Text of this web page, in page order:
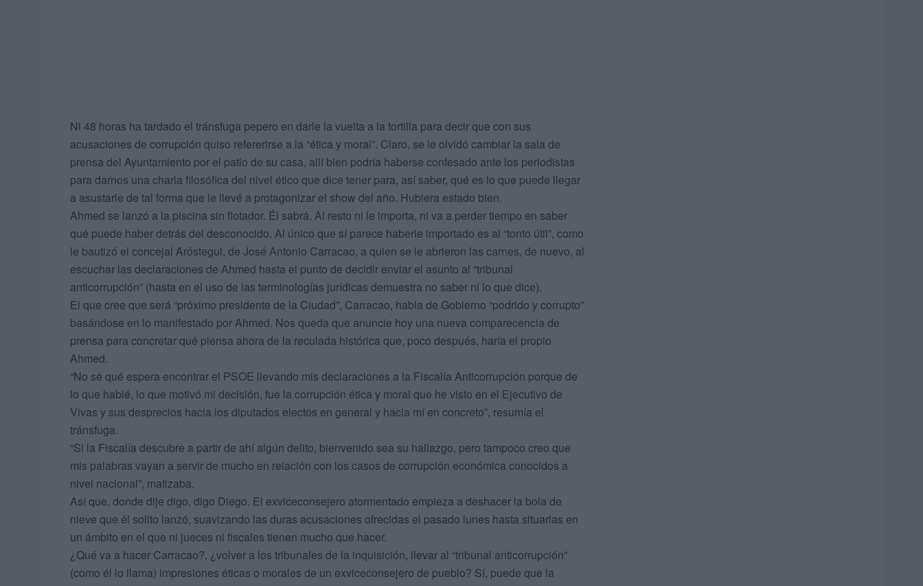
Ni 48 horas ha tardado el tránsfuga pepero en darle la vuelta a la tortilla para decir que con sus
acusaciones de corrupción quiso refererirse a la “ética y moral”. Claro, se le olvidó cambiar la sala de
prensa del Ayuntamiento por el patio de su casa, allí bien podría haberse confesado ante los periodistas
para darnos una charla filosófica del nivel ético que dice tener para, así saber, qué es lo que puede llegar
a asustarle de tal forma que le llevé a protagonizar el show del año. Hubiera estado bien.
Ahmed se lanzó a la piscina sin flotador. Él sabrá. Al resto ni le importa, ni va a perder tiempo en saber
qué puede haber detrás del desconocido. Al único que sí parece haberle importado es al “tonto útil”, como
le bautizó el concejal Aróstegui, de José Antonio Carracao, a quien se le abrieron las carnes, de nuevo, al
escuchar las declaraciones de Ahmed hasta el punto de decidir enviar el asunto al “tribunal
anticorrupción” (hasta en el uso de las terminologías jurídicas demuestra no saber ni lo que dice).
El que cree que será “próximo presidente de la Ciudad”, Carracao, habla de Gobierno “podrido y corrupto”
basándose en lo manifestado por Ahmed. Nos queda que anuncie hoy una nueva comparecencia de
prensa para concretar qué piensa ahora de la reculada histórica que, poco después, haría el propio
Ahmed.
“No sé qué espera encontrar el PSOE llevando mis declaraciones a la Fiscalía Anticorrupción porque de
lo que hablé, lo que motivó mi decisión, fue la corrupción ética y moral que he visto en el Ejecutivo de
Vivas y sus desprecios hacia los diputados electos en general y hacia mí en concreto”, resumía el
tránsfuga.
“Si la Fiscalía descubre a partir de ahí algún delito, bienvenido sea su hallazgo, pero tampoco creo que
mis palabras vayan a servir de mucho en relación con los casos de corrupción económica conocidos a
nivel nacional”, matizaba.
Así que, donde dije digo, digo Diego. El exviceconsejero atormentado empieza a deshacer la bola de
nieve que él solito lanzó, suavizando las duras acusaciones ofrecidas el pasado lunes hasta situarlas en
un ámbito en el que ni jueces ni fiscales tienen mucho que hacer.
¿Qué va a hacer Carracao?, ¿volver a los tribunales de la inquisición, llevar al “tribunal anticorrupción”
(como él lo llama) impresiones éticas o morales de un exviceconsejero de pueblo? Sí, puede que la